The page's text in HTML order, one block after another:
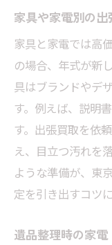
家具や家電別の
家具と家電では高
の場合、年式が新
具はブランドやデ
す。例えば、説明
す。出張買取を依
え、目立つ汚れを
ような準備が、東
定を引き出すコツ
遺品整理時の家